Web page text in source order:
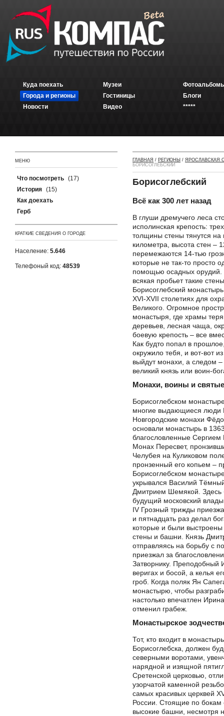
Куда поехать
Города и регионы
Новости
Музеи
Гостиницы
Видео
Блоги
*****
МЕНЮ
Что посмотреть (17)
История (15)
Как доехать
Герб
КРАТКИЕ СВЕДЕНИЯ О ГОРОДЕ
Население: 5.646
Телефоный код: 48539
ГЛАВНАЯ / РЕГИОНЫ / ЯРОСЛАВСКАЯ
БОРИСОГЛЕБСКИЙ
Борисоглебский
Всё как 300 лет назад
В глуши дремучего леса
исполинская крепость:
толщины стены тянутся на
километра, высота стен –
перемежаются 14-тью
которые не так-то просто
помощью осадных орудий.
всякая пробьет такие
Борисоглебский
XVI-XVII столетиях для
Великого. Огромное
монастыря, где храмы
деревьев, лесная чаща,
боевую крепость – все
Как будто попал в
окружило тебя, и вот-вот
выйдут монахи, а следом
великий князь или воин-
Монахи, воины и святые
Борисоглебском
многие выдающиеся люди
Новгородские монахи
основали монастырь в
благословленные
Монах Пересвет,
Челубея на Куликовом
пронзенный его копьем –
Борисоглебском
укрывался Василий
Дмитрием Шемякой.
будущий московский
IV Грозный трижды
и пятнадцать раз делал
которые и были
стены и башни. Князь
отправляясь на борьбу с
приезжал за
Затворнику. Преподобный
веригах и босой, а келья
гроб. Когда поляк Ян
монастырю, чтобы
настолько впечатлен
отменил грабеж.
Монастырское
Тот, кто входит в
Борисоглебска, должен
северными воротами,
нарядной и изящной
Сретенской церковью,
узорчатой каменной
самых красивых церквей
России. Стоящие по бокам
высокие башни, несмотря